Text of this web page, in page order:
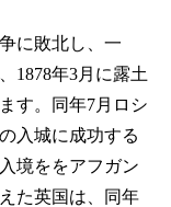
に敗北し、一
1878年3月に露土
す。同年7月ロシ
入城に成功する
境ををアフガン
た英国は、同年